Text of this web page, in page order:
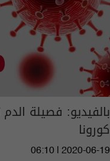
بالفيديو: فصيلة
كورونا
06:10 | 2020-06-19